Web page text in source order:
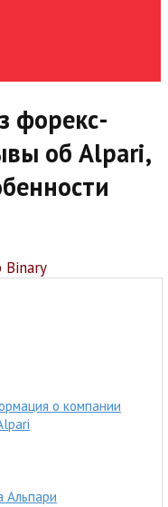
форекс-
об Alpari,
Binary
о компании
Альпари